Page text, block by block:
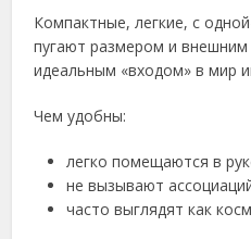
Компактные, легкие, с
пугают размером и
идеальным «входом» в мир
Чем удобны:
легко помещаются в
не вызывают
часто выглядят как